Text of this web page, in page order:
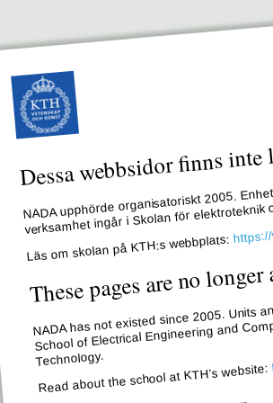
Dessa webbsidor finns
NADA upphörde organisatoriskt 2005.
verksamhet ingår i Skolan för
Läs om skolan på KTH:s webbplats:
These pages are no
NADA has not existed since 2005.
School of Electrical Engineering and
Technology.
Read about the school at KTH’s website: